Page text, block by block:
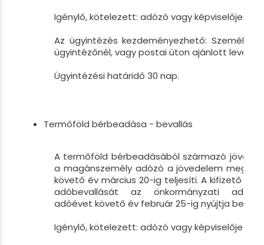
Igénylő, kötelezett: adózó vagy képviselője
Az ügyintézés kezdeményezhető:
ügyintézőnél, vagy postai úton ajánlott
Ügyintézési határidő 30 nap.
Termőföld bérbeadása - bevallás
A termőföld bérbeadásából származó
a magánszemély adózó a jövedelem
követő év március 20-ig teljesíti. A kifizető a
adóbevallását az önkormányzati
adóévet követő év február 25-ig nyújtja be.
Igénylő, kötelezett: adózó vagy képviselője